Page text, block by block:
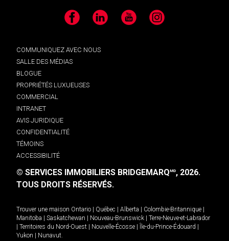
Facebook LinkedIn YouTube Instagram
COMMUNIQUEZ AVEC NOUS
SALLE DES MÉDIAS
BLOGUE
PROPRIÉTÉS LUXUEUSES
COMMERCIAL
INTRANET
AVIS JURIDIQUE
CONFIDENTIALITÉ
TÉMOINS
ACCESSIBILITÉ
© SERVICES IMMOBILIERS BRIDGEMARQMD, 2026.
TOUS DROITS RÉSERVÉS.
Trouver une maison Ontario Québec Alberta Colombie-Britannique
Manitoba
Saskatchewan Nouveau-Brunswick
Terre-Neuve-et-Labrador
Territoires du Nord-Ouest Nouvelle-Écosse Île-du-Prince-Édouard
Yukon
Nunavut.